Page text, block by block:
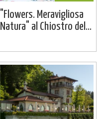
"Flowers. Meravigliosa
Natura" al Chiostro del...